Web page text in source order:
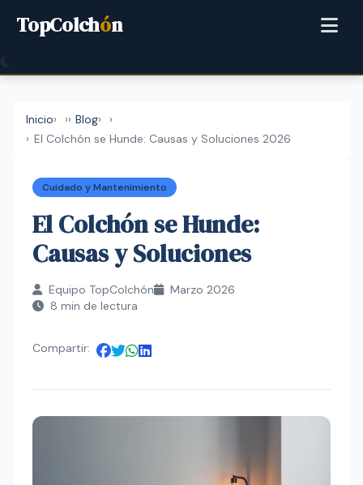
TopColchón
Inicio › Blog
›
El Colchón se Hunde: Causas y Soluciones 2026
Cuidado y Mantenimiento
El Colchón se Hunde:
Causas y Soluciones
Equipo TopColchón
Marzo 2026
8 min de lectura
Compartir: